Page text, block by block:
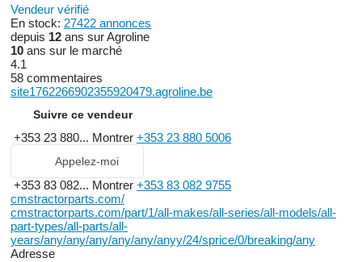
Vendeur vérifié
En stock: 27422 annonces
depuis 12 ans sur Agroline
10 ans sur le marché
4.1
58 commentaires
site1762266902355920479.agroline.be
Suivre ce vendeur
+353 23 880... Montrer +353 23 880 5006
Appelez-moi
+353 83 082... Montrer +353 83 082 9755
cmstractorparts.com/
cmstractorparts.com/part/1/all-makes/all-series/all-models/all-
part-types/all-parts/all-
years/any/any/any/any/any/anyy/24/sprice/0/breaking/any
Adresse